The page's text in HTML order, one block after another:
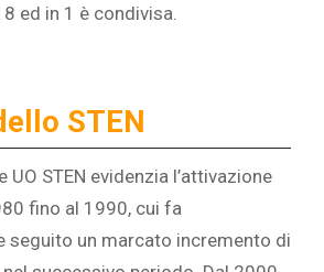
ed in 1 è condivisa.
STEN
UO STEN evidenzia l’attivazione
fino al 1990, cui fa
seguito un marcato incremento di